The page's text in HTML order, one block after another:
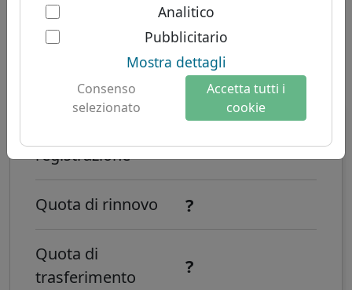
Analitico
Pubblicitario
Mostra dettagli
Consenso
selezionato
Accetta tutti i
cookie
Domini australiani
Informazioni su Let's Domains
Perché Let's Domains?
Protezione del marchio
Moduli per i domini
Contatto
Come registrare un dominio internet .
registrazione
?
Quota di rinnovo ?
Quota di
trasferimento
?